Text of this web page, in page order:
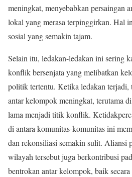
meningkat, menyebabkan persaingan
lokal yang merasa terpinggirkan. Hal
sosial yang semakin tajam.
Selain itu, ledakan-ledakan ini sering
konflik bersenjata yang melibatkan
politik tertentu. Ketika ledakan terjadi,
antar kelompok meningkat, terutama
lama menjadi titik konflik.
di antara komunitas-komunitas ini
dan rekonsiliasi semakin sulit. Aliansi
wilayah tersebut juga berkontribusi
bentrokan antar kelompok, baik